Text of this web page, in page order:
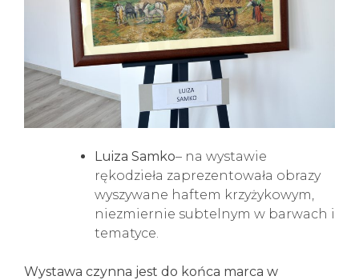
Luiza Samko– na wystawie
rękodzieła zaprezentowała obrazy
wyszywane haftem krzyżykowym,
niezmiernie subtelnym w barwach i
tematyce.
Wystawa czynna jest do końca marca w